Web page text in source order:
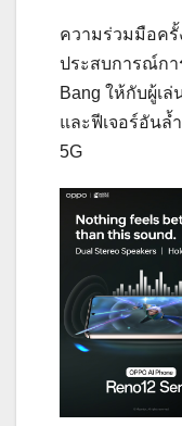
ความร่วมมือครั้
ประสบการณ์กา
Bang ให้กับผู้เ
และฟีเจอร์อันล้
5G